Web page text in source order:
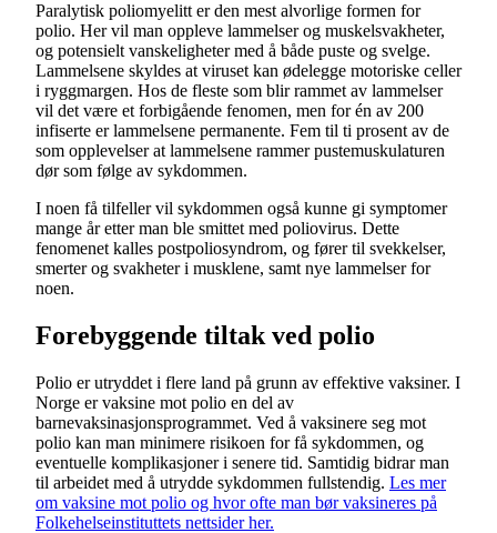
Paralytisk poliomyelitt er den mest alvorlige formen for
polio. Her vil man oppleve lammelser og muskelsvakheter,
og potensielt vanskeligheter med å både puste og svelge.
Lammelsene skyldes at viruset kan ødelegge motoriske celler
i ryggmargen. Hos de fleste som blir rammet av lammelser
vil det være et forbigående fenomen, men for én av 200
infiserte er lammelsene permanente. Fem til ti prosent av de
som opplevelser at lammelsene rammer pustemuskulaturen
dør som følge av sykdommen.
I noen få tilfeller vil sykdommen også kunne gi symptomer
mange år etter man ble smittet med poliovirus. Dette
fenomenet kalles postpoliosyndrom, og fører til svekkelser,
smerter og svakheter i musklene, samt nye lammelser for
noen.
Forebyggende tiltak ved polio
Polio er utryddet i flere land på grunn av effektive vaksiner. I
Norge er vaksine mot polio en del av
barnevaksinasjonsprogrammet. Ved å vaksinere seg mot
polio kan man minimere risikoen for få sykdommen, og
eventuelle komplikasjoner i senere tid. Samtidig bidrar man
til arbeidet med å utrydde sykdommen fullstendig. Les mer
om vaksine mot polio og hvor ofte man bør vaksineres på
Folkehelseinstituttets nettsider her.